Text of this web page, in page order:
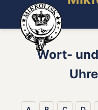
Wort-